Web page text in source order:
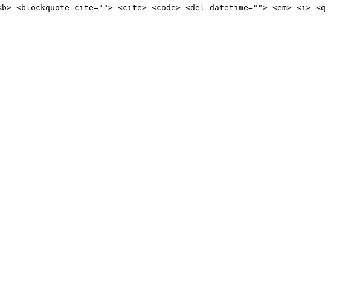
cite=""> <cite> <code> <del datetime=""> <em> <i> <q